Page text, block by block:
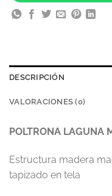
DESCRIPCIÓN
VALORACIONES (0)
POLTRONA LAGUNA
Estructura madera
tapizado en tela